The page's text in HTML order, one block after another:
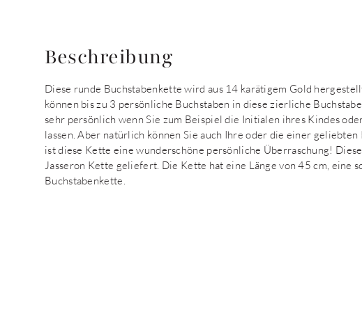
Beschreibung
Diese runde Buchstabenkette wird aus 14 karätigem Gold
können bis zu 3 persönliche Buchstaben in diese zierliche
sehr persönlich wenn Sie zum Beispiel die Initialen ihres Kindes
lassen. Aber natürlich können Sie auch Ihre oder die einer
ist diese Kette eine wunderschöne persönliche Überraschung!
Jasseron Kette geliefert. Die Kette hat eine Länge von 45 cm, eine
Buchstabenkette.